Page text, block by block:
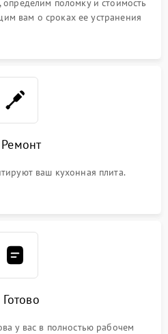
поломку и стоимость
вам о сроках ее устранения
ваш кухонная плита.
Готово
у вас в полностью рабочем